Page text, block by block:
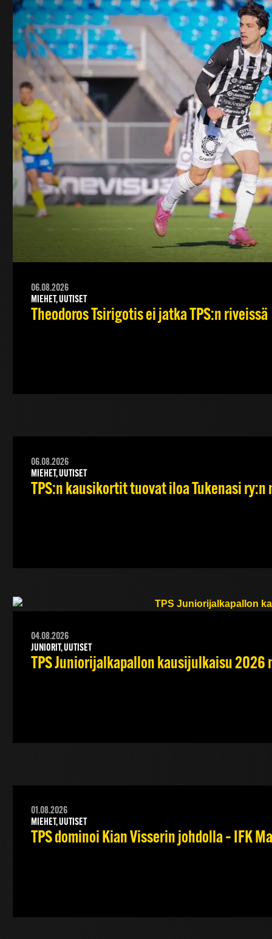
06.08.2026
MIEHET, UUTISET
Theodoros Tsirigotis ei jatka TPS:n riveissä
06.08.2026
MIEHET, UUTISET
TPS:n kausikortit tuovat iloa Tukenasi
04.08.2026
JUNIORIT, UUTISET
TPS Juniorijalkapallon kausijulkaisu 2026
01.08.2026
MIEHET, UUTISET
TPS dominoi Kian Visserin johdolla – IFK